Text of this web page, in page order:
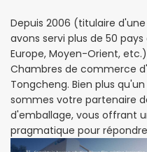
Depuis 2006 (titulaire
avons servi plus de 50
Europe, Moyen-Orient,
Chambres de commerce
Tongcheng. Bien plus
sommes votre partenaire
d'emballage, vous offrant
pragmatique pour